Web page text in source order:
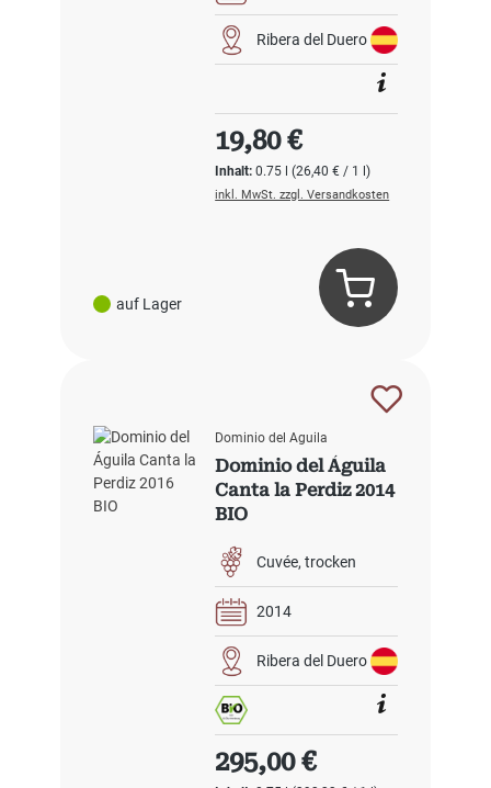
auf Lager
Ribera del Duero
Inhalt:0.75 l(26,40 € / 1 l)
Regulärer Preis:
19,80 €
inkl. MwSt. zzgl. Versandkosten
Dominio del Aguila
Dominio del Águila
Canta la Perdiz 2014
BIO
Cuvée trocken
2014
Ribera del Duero
Regulärer Preis:
295,00 €